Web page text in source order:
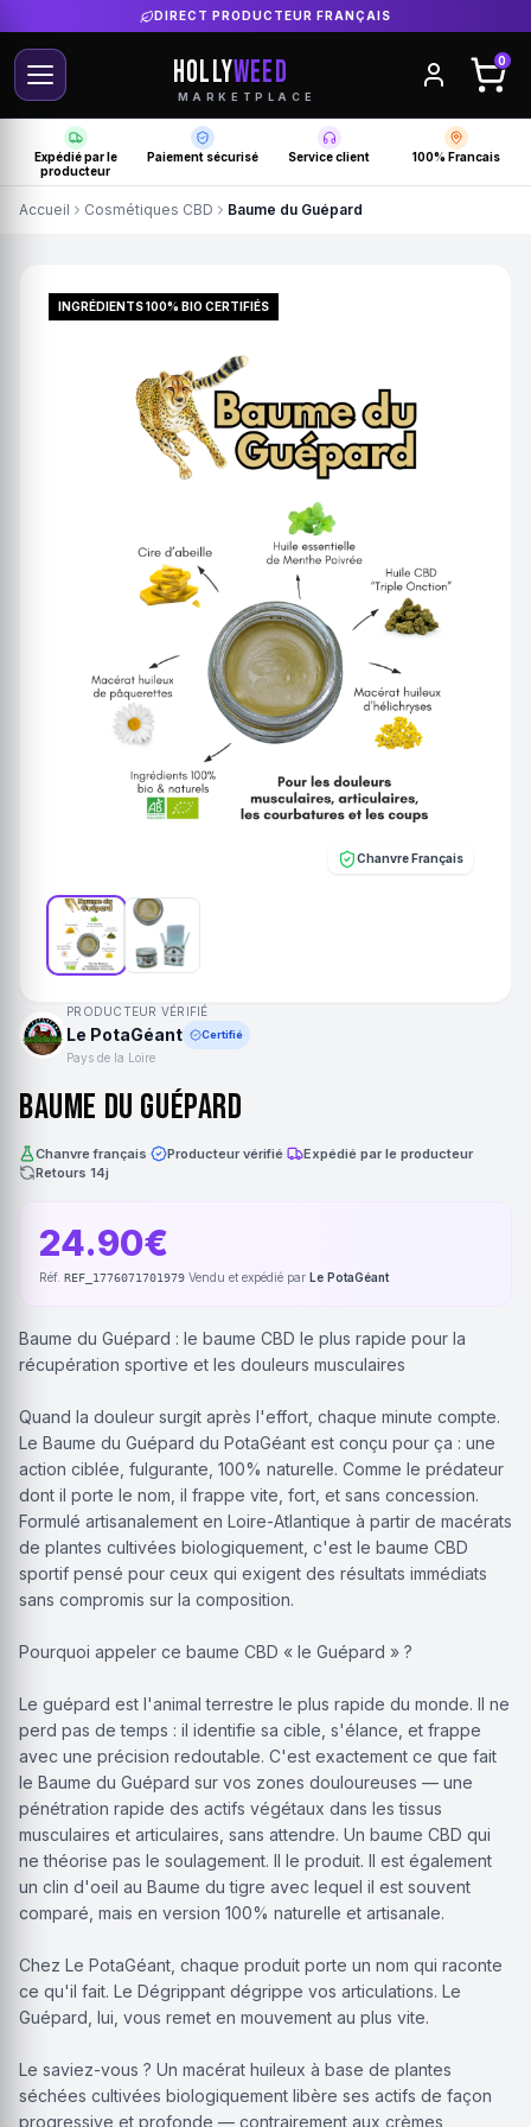
DIRECT PRODUCTEUR FRANÇAIS
HOLLYWEED
MARKETPLACE
0
Expédié par le
producteur
Paiement sécurisé Service client 100% Francais
Accueil Cosmétiques CBD Baume du Guépard
INGRÉDIENTS 100% BIO CERTIFIÉS
Chanvre Français
PRODUCTEUR VÉRIFIÉ
Le PotaGéant Certifié
Pays de la Loire
Baume du Guépard
Chanvre français Producteur vérifié Expédié par le producteur·
Retours 14j
24.90€
Réf. REF_1776071701979 Vendu et expédié par Le PotaGéant
Baume du Guépard : le baume CBD le plus rapide pour la
récupération sportive et les douleurs musculaires
Quand la douleur surgit après l'effort, chaque minute compte.
Le Baume du Guépard du PotaGéant est conçu pour ça : une
action ciblée, fulgurante, 100% naturelle. Comme le prédateur
dont il porte le nom, il frappe vite, fort, et sans concession.
Formulé artisanalement en Loire-Atlantique à partir de macérats
de plantes cultivées biologiquement, c'est le baume CBD
sportif pensé pour ceux qui exigent des résultats immédiats
sans compromis sur la composition.
Pourquoi appeler ce baume CBD « le Guépard » ?
Le guépard est l'animal terrestre le plus rapide du monde. Il ne
perd pas de temps : il identifie sa cible, s'élance, et frappe
avec une précision redoutable. C'est exactement ce que fait
le Baume du Guépard sur vos zones douloureuses — une
pénétration rapide des actifs végétaux dans les tissus
musculaires et articulaires, sans attendre. Un baume CBD qui
ne théorise pas le soulagement. Il le produit. Il est également
un clin d'oeil au Baume du tigre avec lequel il est souvent
comparé, mais en version 100% naturelle et artisanale.
Chez Le PotaGéant, chaque produit porte un nom qui raconte
ce qu'il fait. Le Dégrippant dégrippe vos articulations. Le
Guépard, lui, vous remet en mouvement au plus vite.
Le saviez-vous ? Un macérat huileux à base de plantes
séchées cultivées biologiquement libère ses actifs de façon
progressive et profonde — contrairement aux crèmes